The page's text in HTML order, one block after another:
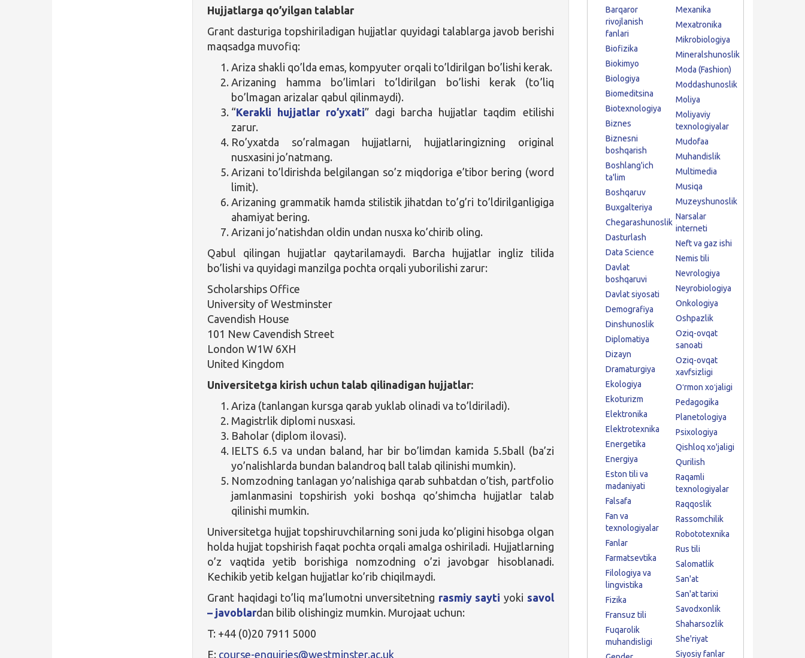
Hujjatlarga qo’yilgan talablar
Grant dasturiga topshiriladigan hujjatlar quyidagi talablarga javob berishi
maqsadga muvofiq:
Ariza shakli qo’lda emas, kompyuter orqali to’ldirilgan bo’lishi kerak.
Arizaning hamma bo’limlari to’ldirilgan bo’lishi kerak (to’liq
bo’lmagan arizalar qabul qilinmaydi).
“Kerakli hujjatlar ro’yxati” dagi barcha hujjatlar taqdim etilishi
zarur.
Ro’yxatda so’ralmagan hujjatlarni, hujjatlaringizning original
nusxasini jo’natmang.
Arizani to’ldirishda belgilangan so’z miqdoriga e’tibor bering (word
limit).
Arizaning grammatik hamda stilistik jihatdan to’g’ri to’ldirilganligiga
ahamiyat bering.
Arizani jo’natishdan oldin undan nusxa ko’chirib oling.
Qabul qilingan hujjatlar qaytarilamaydi. Barcha hujjatlar ingliz tilida
bo’lishi va quyidagi manzilga pochta orqali yuborilishi zarur:
Scholarships Office
University of Westminster
Cavendish House
101 New Cavendish Street
London W1W 6XH
United Kingdom
Universitetga kirish uchun talab qilinadigan hujjatlar:
Ariza (tanlangan kursga qarab yuklab olinadi va to’ldiriladi).
Magistrlik diplomi nusxasi.
Baholar (diplom ilovasi).
IELTS 6.5 va undan baland, har bir bo’limdan kamida 5.5ball (ba’zi
yo’nalishlarda bundan balandroq ball talab qilinishi mumkin).
Nomzodning tanlagan yo’nalishiga qarab suhbatdan o’tish, partfolio
jamlanmasini topshirish yoki boshqa qo’shimcha hujjatlar talab
qilinishi mumkin.
Universitetga hujjat topshiruvchilarning soni juda ko’pligini hisobga olgan
holda hujjat topshirish faqat pochta orqali amalga oshiriladi. Hujjatlarning
o’z vaqtida yetib borishiga nomzodning o’zi javobgar hisoblanadi.
Kechikib yetib kelgan hujjatlar ko’rib chiqilmaydi.
Grant haqidagi to’liq ma’lumotni unversitetning rasmiy sayti yoki savol
– javoblardan bilib­­­­­­­­­­ olishingiz mumkin. Murojaat uchun:
T: +44 (0)20 7911 5000
E: course-enquiries@westminster.ac.uk
Barqaror
rivojlanish
fanlari
Biofizika
Biokimyo
Biologiya
Biomeditsina
Biotexnologiya
Biznes
Biznesni
boshqarish
Boshlang'ich
ta'lim
Boshqaruv
Buxgalteriya
Chegarashunoslik
Dasturlash
Data Science
Davlat
boshqaruvi
Davlat siyosati
Demografiya
Dinshunoslik
Diplomatiya
Dizayn
Dramaturgiya
Ekologiya
Ekoturizm
Elektronika
Elektrotexnika
Energetika
Energiya
Eston tili va
madaniyati
Falsafa
Fan va
texnologiyalar
Fanlar
Farmatsevtika
Filologiya va
lingvistika
Fizika
Fransuz tili
Fuqarolik
muhandisligi
Mexanika
Mexatronika
Mikrobiologiya
Mineralshunoslik
Moda (Fashion)
Moddashunoslik
Moliya
Moliyaviy
texnologiyalar
Mudofaa
Muhandislik
Multimedia
Musiqa
Muzeyshunoslik
Narsalar
interneti
Neft va gaz ishi
Nemis tili
Nevrologiya
Neyrobiologiya
Onkologiya
Oshpazlik
Oziq-ovqat
sanoati
Oziq-ovqat
xavfsizligi
Oʻrmon xoʻjaligi
Pedagogika
Planetologiya
Psixologiya
Qishloq xo'jaligi
Qurilish
Raqamli
texnologiyalar
Raqqoslik
Rassomchilik
Robototexnika
Rus tili
Salomatlik
San'at
San'at tarixi
Savodxonlik
Shaharsozlik
She'riyat
Siyosiy fanlar